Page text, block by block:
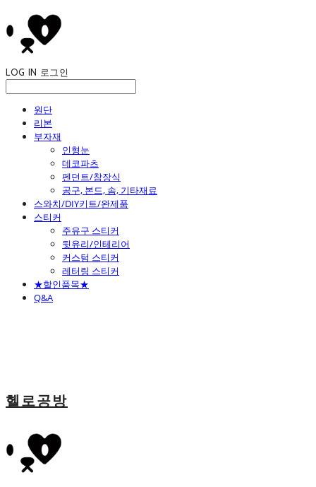
LOG IN 로그인
원단
리본
부자재
인형눈
데코파츠
펜던트/참장식
공구, 본드, 솜, 기타재료
스와치/DIY키트/완제품
스티커
주유구 스티커
뒷유리/인테리어
커스텀 스티커
레터링 스티커
★할인품목★
Q&A
헬로공방